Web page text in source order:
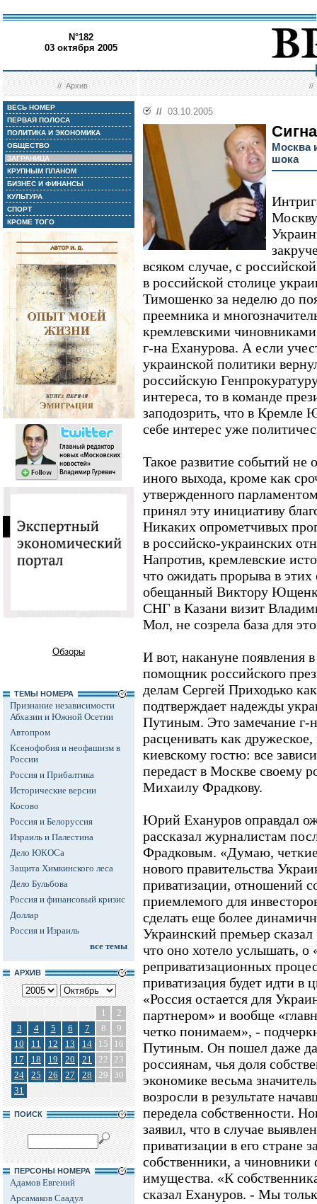
N°182
03 октября 2005
//Архив //
ВЕСЬ НОМЕР
ПЕРВАЯ ПОЛОСА
ПОЛИТИКА И ЭКОНОМИКА
ОБЩЕСТВО
ЗАГРАНИЦА
КРУПНЫМ ПЛАНОМ
БИЗНЕС И ФИНАНСЫ
КУЛЬТУРА
СПОРТ
КРОМЕ ТОГО
Обзоры
ТЕМЫ НОМЕРА
Признание независимости
Абхазии и Южной Осетии
Автопром
Ксенофобия и неофашизм в
России
Россия и Прибалтика
Исторические версии
Косово
Россия и Белоруссия
Израиль и Палестина
Дело ЮКОСа
Защита Химкинского леса
Дело Бульбова
Россия и финансовый кризис
Доллар
Россия и Израиль
все темы
АРХИВ
1
2
3
4 5 6 7 8
9
10
11 12 13 14 15
16
17
18 19 20 21 22 23
24
25 26 27 28 29
30
31
ПОИСК
ПЕРСОНЫ НОМЕРА
Адамов Евгений
Арсамаков Саадул
// 03.10.2005
Москва
шока
всяком случае, с
в российской столице
Тимошенко за неделю до
преемника и
кремлевскими
г-на Еханурова. А если
украинской политики
российскую
интереса, то в команде
заподозрить, что в Кремле
себе интерес уже
Такое развитие событий
иного выхода, кроме как
утвержденного
принял эту инициативу
Никаких опрометчивых
в российско-украинских
Напротив, кремлевские
что ожидать прорыва в
обещанный Виктору
СНГ в Казани визит
Мол, не созрела база для
И вот, накануне
помощник российского
делам Сергей Приходько
подтверждает надежды
Путиным. Это замечание г-
расценивать как
киевскому гостю: все
передаст в Москве своему
Михаилу Фрадкову.
Юрий Ехануров оправдал
рассказал журналистам
Фрадковым. «Думаю, четкие
нового правительства
приватизации, отношений
приемлемого для
сделать еще более
Украинский премьер
что оно хотело услышать, о
реприватизационных
приватизация будет идти в
«Россия остается для
партнером» и вообще
четко понимаем», -
Путиным. Он пошел даже
россиянам, чья доля
экономике весьма
возросли в результате
передела собственности.
заявил, что в случае
приватизации в его стране
собственники, а чиновники
имущества. «К
сказал Ехануров. - Мы